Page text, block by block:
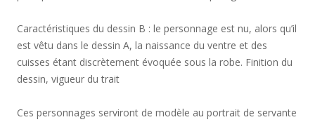
Caractéristiques du dessin B : le personnage est nu, alors qu’il
est vêtu dans le dessin A, la naissance du ventre et des
cuisses étant discrètement évoquée sous la robe. Finition du
dessin, vigueur du trait
Ces personnages serviront de modèle au portrait de servante